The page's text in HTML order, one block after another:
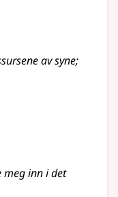
av syne;
meg inn i det